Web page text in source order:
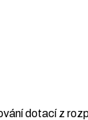
dotací z